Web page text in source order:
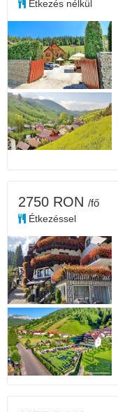
Étkezés nélkül
2750 RON /fő
Étkezéssel